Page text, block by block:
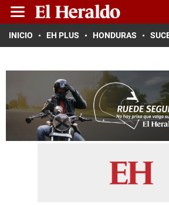
INICIO EH PLUS HONDURAS